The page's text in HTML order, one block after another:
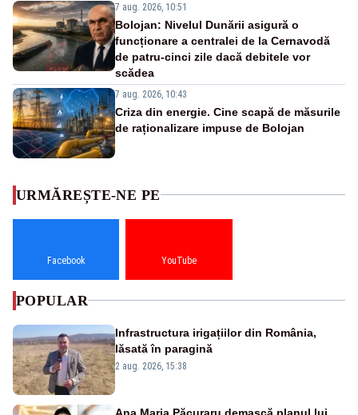
7 aug. 2026, 10:51
Bolojan: Nivelul Dunării asigură o
funcționare a centralei de la Cernavodă
de patru-cinci zile dacă debitele vor
scădea
7 aug. 2026, 10:43
Criza din energie. Cine scapă de măsurile
de raționalizare impuse de Bolojan
URMĂREȘTE-NE PE
Facebook YouTube
POPULAR
Infrastructura irigațiilor din România,
lăsată în paragină
2 aug. 2026, 15:38
Ana Maria Păcuraru demască planul lui